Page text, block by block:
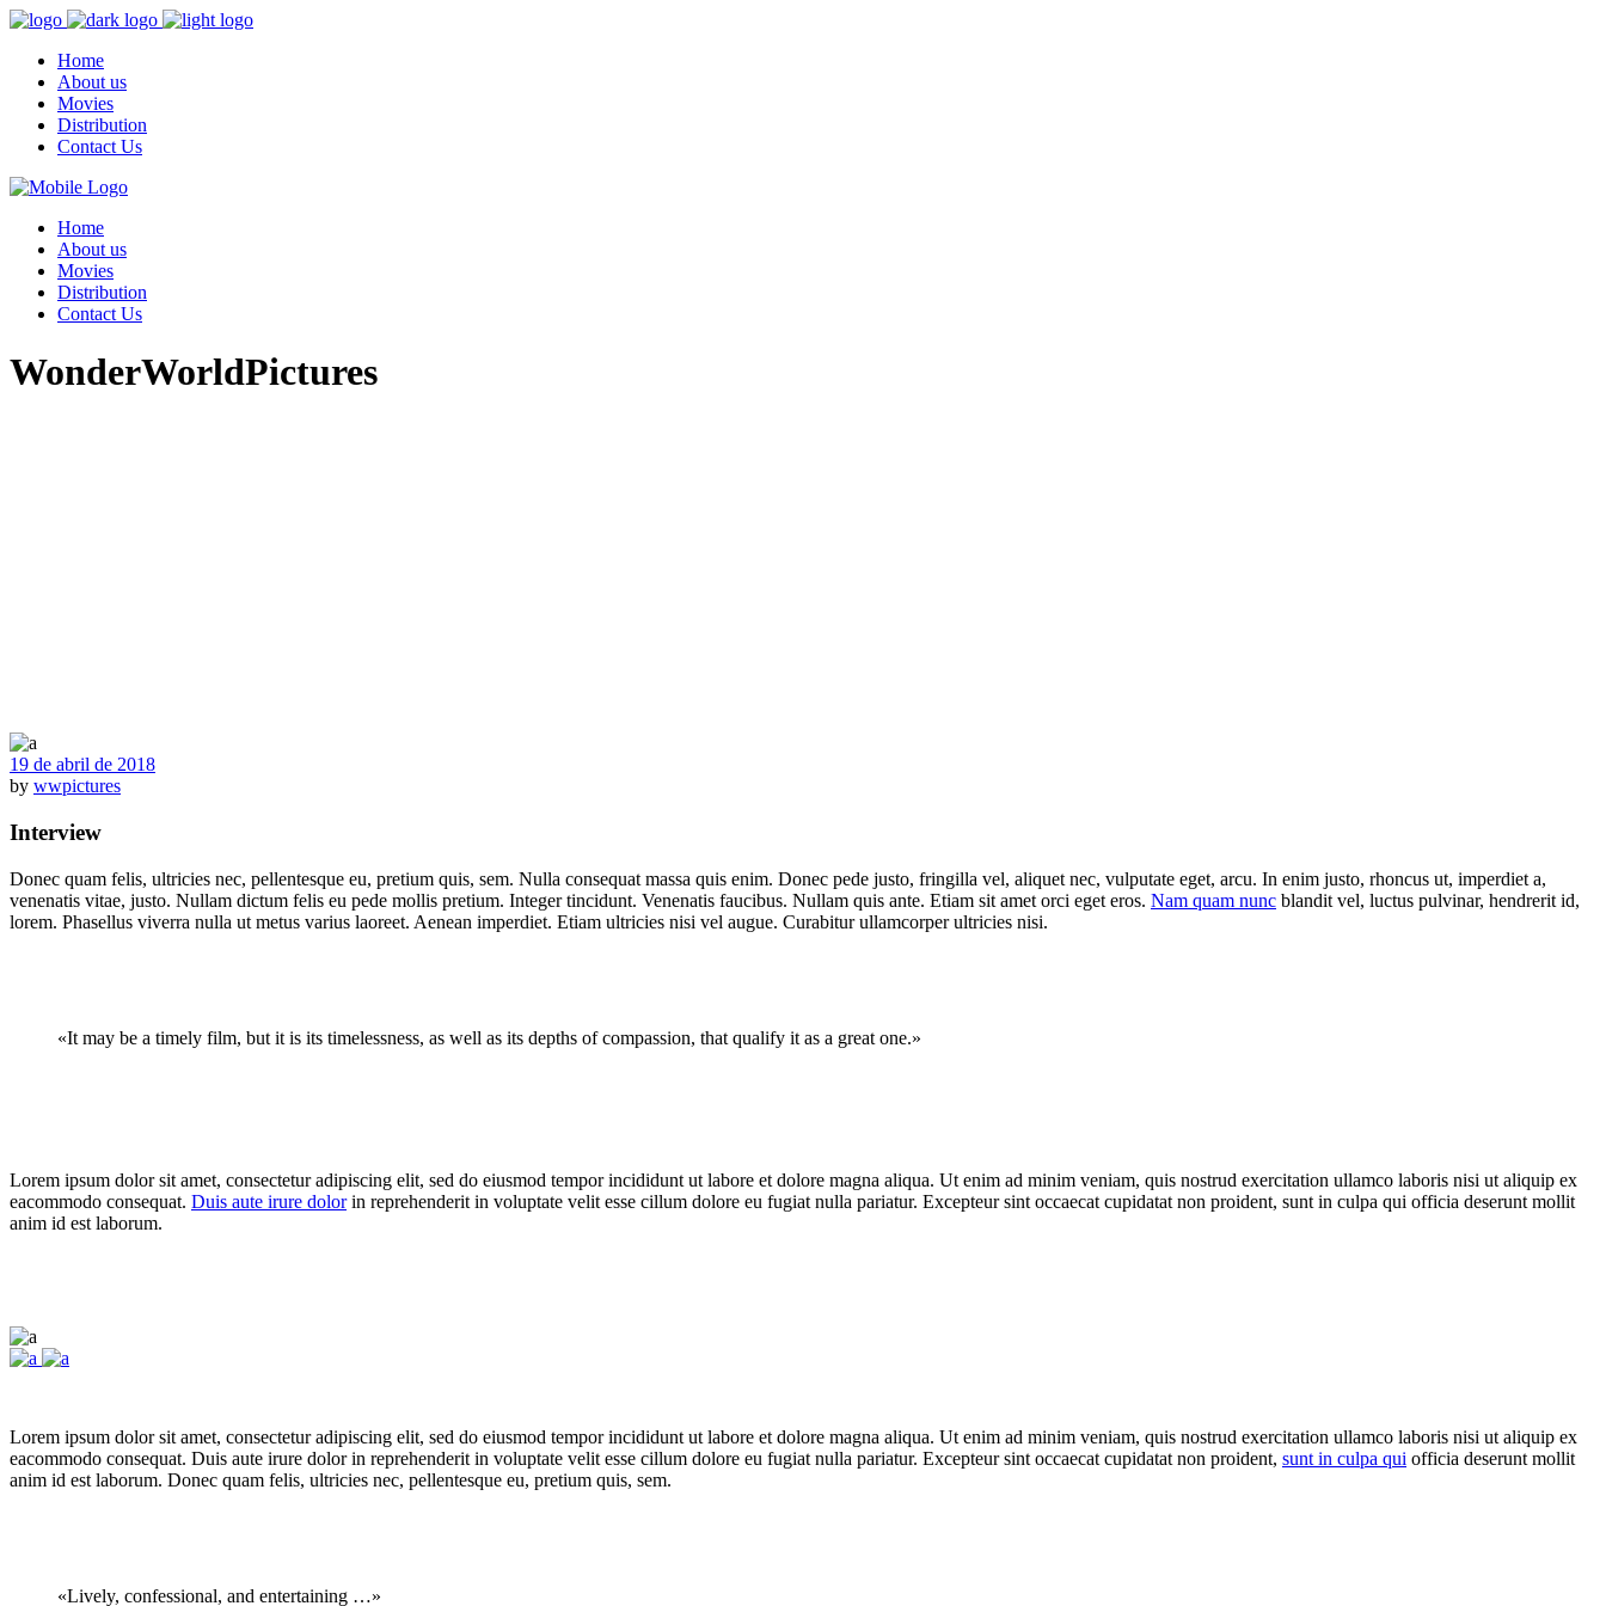
Home
About us
Movies
Distribution
Contact Us
Home
About us
Movies
Distribution
Contact Us
WonderWorldPictures
19 de abril de 2018
by wwpictures
Interview
Donec quam felis, ultricies nec, pellentesque eu, pretium quis, sem. Nulla consequat massa quis enim. Donec pede justo, fringilla vel, aliquet nec, vulputate eget, arcu. In enim justo, rhoncus ut, imperdiet a,
venenatis vitae, justo. Nullam dictum felis eu pede mollis pretium. Integer tincidunt. Venenatis faucibus. Nullam quis ante. Etiam sit amet orci eget eros. Nam quam nunc blandit vel, luctus pulvinar, hendrerit id,
lorem. Phasellus viverra nulla ut metus varius laoreet. Aenean imperdiet. Etiam ultricies nisi vel augue. Curabitur ullamcorper ultricies nisi.
«It may be a timely film, but it is its timelessness, as well as its depths of compassion, that qualify it as a great one.»
Lorem ipsum dolor sit amet, consectetur adipiscing elit, sed do eiusmod tempor incididunt ut labore et dolore magna aliqua. Ut enim ad minim veniam, quis nostrud exercitation ullamco laboris nisi ut aliquip ex
eacommodo consequat. Duis aute irure dolorin reprehenderit in voluptate velit esse cillum dolore eu fugiat nulla pariatur. Excepteur sint occaecat cupidatat non proident, sunt in culpa qui officia deserunt mollit
anim id est laborum.
Lorem ipsum dolor sit amet, consectetur adipiscing elit, sed do eiusmod tempor incididunt ut labore et dolore magna aliqua. Ut enim ad minim veniam, quis nostrud exercitation ullamco laboris nisi ut aliquip ex
eacommodo consequat. Duis aute irure dolor in reprehenderit in voluptate velit esse cillum dolore eu fugiat nulla pariatur. Excepteur sint occaecat cupidatat non proident, sunt in culpa qui officia deserunt mollit
anim id est laborum. Donec quam felis, ultricies nec, pellentesque eu, pretium quis, sem.
«Lively, confessional, and entertaining …»